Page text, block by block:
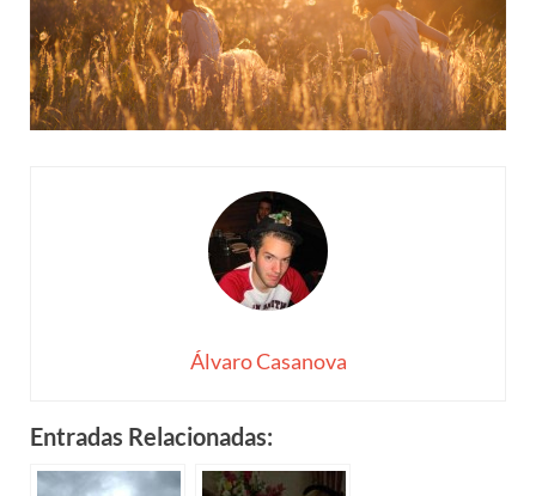
Álvaro Casanova
Entradas Relacionadas: